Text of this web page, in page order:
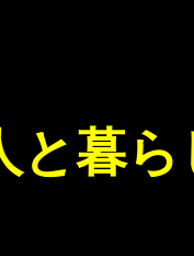
と暮